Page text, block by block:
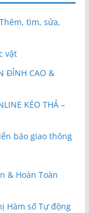
tìm, sửa,
vật
ĐỈNH CAO &
KÉO THẢ –
báo giao thông
& Hoàn Toàn
Hàm số Tự động